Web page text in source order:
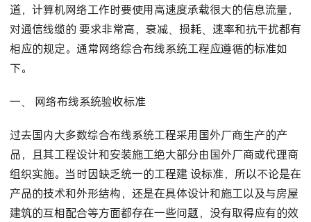
道，计算机网络工作时要使用高速度承载很大的信息流量，
对通信线缆的 要求非常高，衰减、损耗、速率和抗干扰都有
相应的规定。通常网络综合布线系统工程应遵循的标准如
下。
一、 网络布线系统验收标准
过去国内大多数综合布线系统工程采用国外厂商生产的产
品，且其工程设计和安装施工绝大部分由国外厂商或代理商
组织实施。当时因缺乏统一的工程建 设标准，所以不论是在
产品的技术和外形结构，还是在具体设计和施工以及与房屋
建筑的互相配合等方面都存在一些问题，没有取得应有的效